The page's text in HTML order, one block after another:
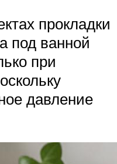
прокладки
под ванной
при
давление